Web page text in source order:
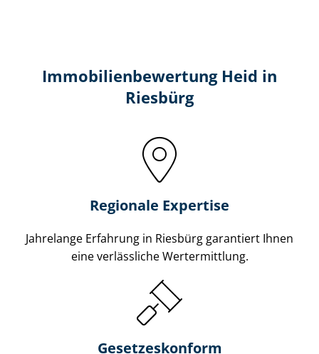
Immobilien­bewertung Heid in
Riesbürg
Regionale Expertise
Jahrelange Erfahrung in Riesbürg garantiert Ihnen
eine verlässliche Wertermittlung.
Gesetzes­konform